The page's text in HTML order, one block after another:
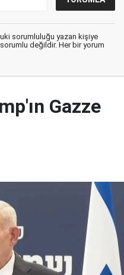
sorumluluğu yazan kişiye
değildir. Her bir yorum
Gazze